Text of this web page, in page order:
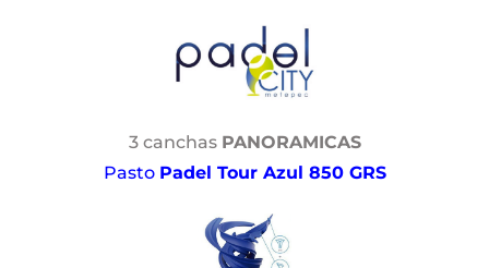
3 canchas PANORAMICAS
Pasto Padel Tour Azul 850 GRS